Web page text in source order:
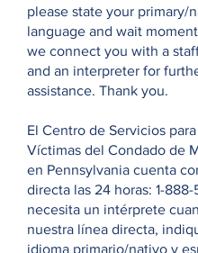
please state your primary/
language and wait
we connect you with a
and an interpreter for
assistance. Thank you.
El Centro de Servicios
Víctimas del Condado de
en Pennsylvania cuenta
directa las 24 horas: 1-888-
necesita un intérprete
nuestra línea directa,
idioma primario/nativo y